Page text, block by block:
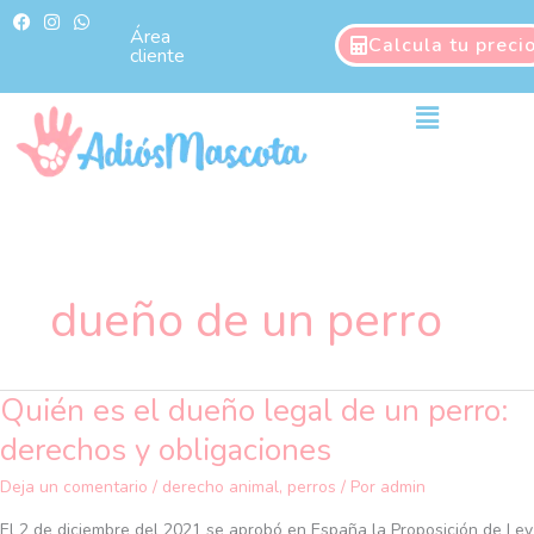
F
a
b
k
I
n
a
g
a
m
W
h
s
p
p
Área
cliente Calcula tu
Main
dueño de un perro
Quién es el dueño legal de un perro:
derechos y obligaciones
Deja un comentario / derecho animal, perros / Por admin
Quién
es
el
dueño